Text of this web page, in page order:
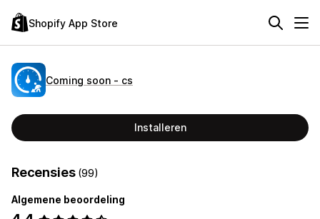
Shopify App Store
Coming soon ‑ cs
Installeren
Recensies (99)
Algemene beoordeling